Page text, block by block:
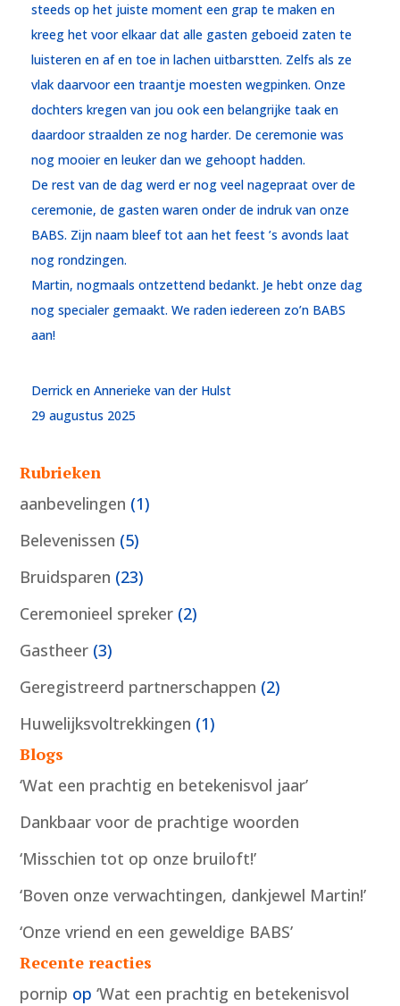
steeds op het juiste moment een grap te maken en
kreeg het voor elkaar dat alle gasten geboeid zaten te
luisteren en af en toe in lachen uitbarstten. Zelfs als ze
vlak daarvoor een traantje moesten wegpinken. Onze
dochters kregen van jou ook een belangrijke taak en
daardoor straalden ze nog harder. De ceremonie was
nog mooier en leuker dan we gehoopt hadden.
De rest van de dag werd er nog veel nagepraat over de
ceremonie, de gasten waren onder de indruk van onze
BABS. Zijn naam bleef tot aan het feest ’s avonds laat
nog rondzingen.
Martin, nogmaals ontzettend bedankt. Je hebt onze dag
nog specialer gemaakt. We raden iedereen zo’n BABS
aan!
Derrick en Annerieke van der Hulst
29 augustus 2025
Rubrieken
aanbevelingen (1)
Belevenissen (5)
Bruidsparen (23)
Ceremonieel spreker (2)
Gastheer (3)
Geregistreerd partnerschappen (2)
Huwelijksvoltrekkingen (1)
Blogs
‘Wat een prachtig en betekenisvol jaar’
Dankbaar voor de prachtige woorden
‘Misschien tot op onze bruiloft!’
‘Boven onze verwachtingen, dankjewel Martin!’
‘Onze vriend en een geweldige BABS’
Recente reacties
pornip op‘Wat een prachtig en betekenisvol